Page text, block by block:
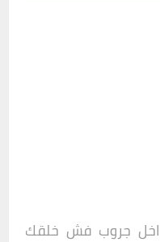
جروبفش خلقك